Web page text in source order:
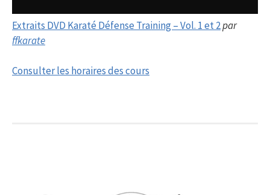
Extraits DVD Karaté Défense Training – Vol. 1 et 2par
ffkarate
Consulter les horaires des cours